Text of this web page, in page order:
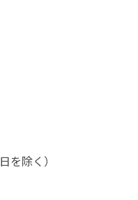
を除く）